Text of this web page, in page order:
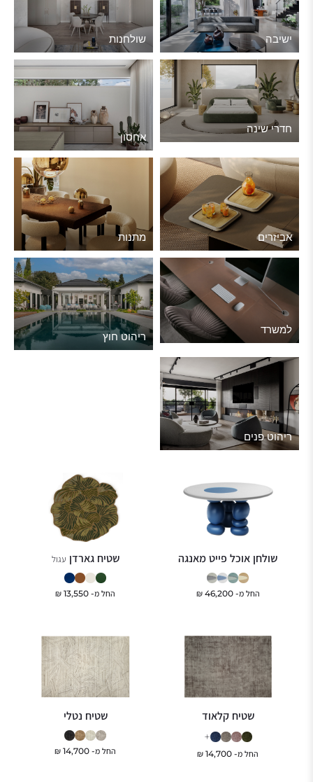
ישיבה שולחנות
חדרי שינה
אחסון
אביזרים מתנות
למשרד ריהוט חוץ
ריהוט פנים
שולחן אוכל פייט מאנגה
החל מ-46,200
₪
שטיח גארדן עגול
החל מ- 13,550
₪
שטיח קלאוד
החל מ- 14,700
₪
+
שטיח נטלי
החל מ- 14,700
₪